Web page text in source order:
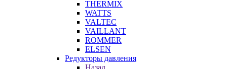
THERMIX
WATTS
VALTEC
VAILLANT
ROMMER
ELSEN
Редукторы давления
Назад